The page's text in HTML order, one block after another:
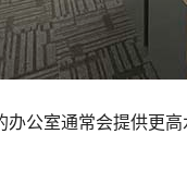
办公室通常会提供更